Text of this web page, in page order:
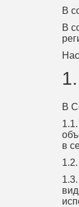
В
В
В
в